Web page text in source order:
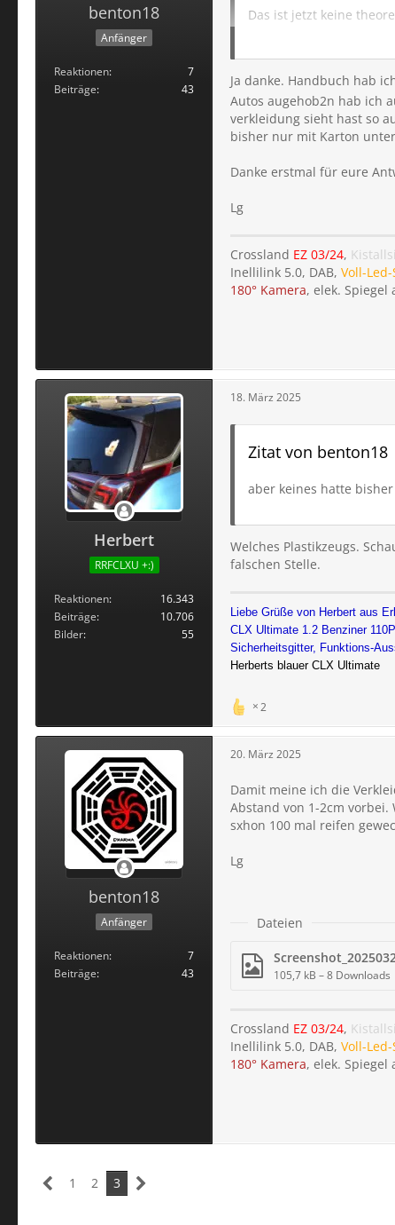
benton18
Anfänger
Reaktionen
7
Beiträge
43
Das ist jetzt keine
agenheber ansetzt,
Ja danke. Handbuch hab
Autos augehob2n hab ich
verkleidung sieht hast so
bisher nur mit Karton
Danke erstmal für eure
Lg
Crossland EZ 03/24,
Inellilink 5.0, DAB, Voll-
180° Kamera, elek. Spiegel
Herbert
RRFCLXU +:)
Reaktionen
16.343
Beiträge
10.706
Bilder
55
18. März 2025
Zitat von benton18
aber keines hatte
Welches Plastikzeugs.
falschen Stelle.
Liebe Grüße von Herbert aus
CLX Ultimate 1.2 Benziner
Sicherheitsgitter, Funktions-
Herberts blauer CLX Ultimate
2
benton18
Anfänger
Reaktionen
7
Beiträge
43
20. März 2025
Damit meine ich die
Abstand von 1-2cm
sxhon 100 mal reifen
Lg
Dateien
105,7 kB – 8 Downloads
Crossland EZ 03/24,
Inellilink 5.0, DAB, Voll-
180° Kamera, elek. Spiegel
1 2 3